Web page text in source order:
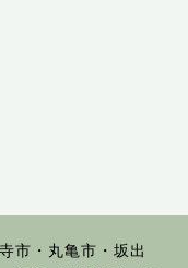
市・丸亀市・坂出